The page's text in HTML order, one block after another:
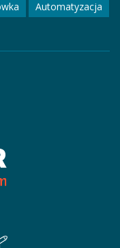
Automatyzacja